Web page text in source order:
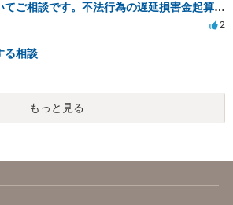
弁護過誤についてご相談です。不法行為の遅延損害金起算日について。
2
る相談
もっと見る